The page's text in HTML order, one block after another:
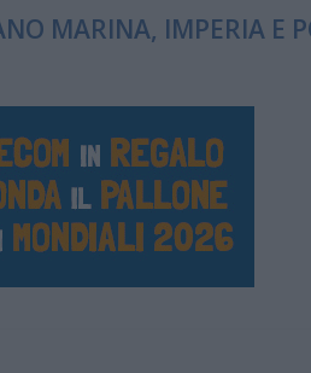
MARINA, IMPERIA E